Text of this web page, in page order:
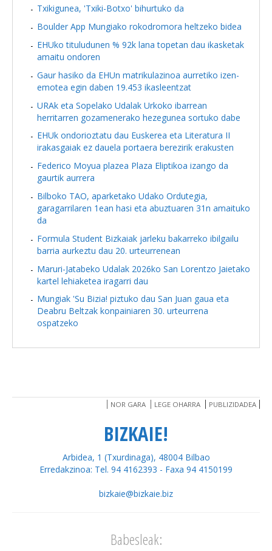
Txikigunea, 'Txiki-Botxo' bihurtuko da
Boulder App Mungiako rokodromora heltzeko bidea
EHUko tituludunen % 92k lana topetan dau ikasketak
amaitu ondoren
Gaur hasiko da EHUn matrikulazinoa aurretiko izen-
emotea egin daben 19.453 ikasleentzat
URAk eta Sopelako Udalak Urkoko ibarrean
herritarren gozamenerako hezegunea sortuko dabe
EHUk ondorioztatu dau Euskerea eta Literatura II
irakasgaiak ez dauela portaera berezirik erakusten
Federico Moyua plazea Plaza Eliptikoa izango da
gaurtik aurrera
Bilboko TAO, aparketako Udako Ordutegia,
garagarrilaren 1ean hasi eta abuztuaren 31n amaituko
da
Formula Student Bizkaiak jarleku bakarreko ibilgailu
barria aurkeztu dau 20. urteurrenean
Maruri-Jatabeko Udalak 2026ko San Lorentzo Jaietako
kartel lehiaketea iragarri dau
Mungiak 'Su Bizia! piztuko dau San Juan gaua eta
Deabru Beltzak konpainiaren 30. urteurrena
ospatzeko
NOR GARA LEGE OHARRA PUBLIZIDADEA
BIZKAIE!
Arbidea, 1 (Txurdinaga), 48004 Bilbao
Erredakzinoa: Tel. 94 4162393 - Faxa 94 4150199
bizkaie@bizkaie.biz
Babesleak: